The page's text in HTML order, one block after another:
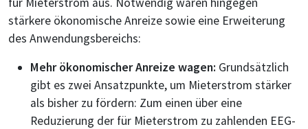
stärkere ökonomische Anreize sowie eine Erweiterung
des Anwendungsbereichs:
Mehr ökonomischer Anreize wagen: Grundsätzlich
gibt es zwei Ansatzpunkte, um Mieterstrom stärker
als bisher zu fördern: Zum einen über eine
Reduzierung der für Mieterstrom zu zahlenden EEG-